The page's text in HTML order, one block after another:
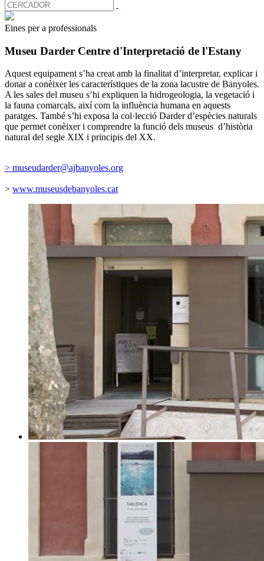
Eines per a professionals
Museu Darder Centre d'Interpretació de l'Estany
Aquest equipament s’ha creat amb la finalitat d’interpretar, explicar i
donar a conèixer les característiques de la zona lacustre de Banyoles.
A les sales del museu s’hi expliquen la hidrogeologia, la vegetació i
la fauna comarcals, així com la influència humana en aquests
paratges. També s’hi exposa la col·lecció Darder d’espècies naturals
que permet conèixer i comprendre la funció dels museus d’història
natural del segle XIX i principis del XX.
> museudarder@ajbanyoles.org
> www.museusdebanyoles.cat